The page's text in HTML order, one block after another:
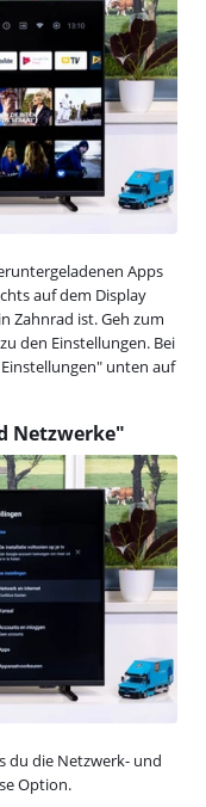
Apps
auf dem Display
Zahnrad ist. Geh zum
den Einstellungen. Bei
unten auf
Netzwerke"
du die Netzwerk- und
Option.